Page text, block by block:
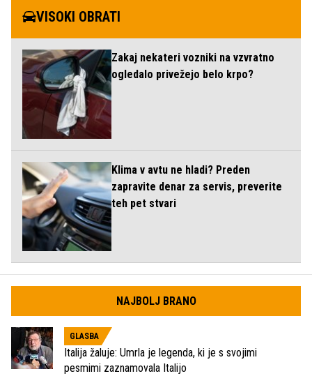
VISOKI OBRATI
Zakaj nekateri vozniki na vzvratno
ogledalo privežejo belo krpo?
Klima v avtu ne hladi? Preden
zapravite denar za servis, preverite
teh pet stvari
NAJBOLJ BRANO
GLASBA
Italija žaluje: Umrla je legenda, ki je s svojimi
pesmimi zaznamovala Italijo